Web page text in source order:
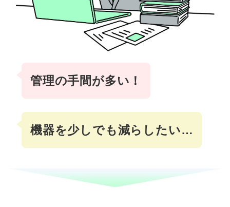
管理の⼿間が多い！
機器を少しでも減らしたい…